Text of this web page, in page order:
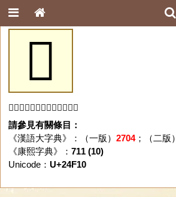
𤼐
「𤼐」字未收錄於本資料庫。
請參見有關條目：
《漢語大字典》：（一版） 2704；（二版）
《康熙字典》： 711 (10)
Unicode： U+24F10